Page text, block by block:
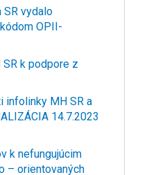
vydalo
OPII-
k podpore z
infolinky MH SR a
14.7.2023
k nefungujúcim
– orientovaných